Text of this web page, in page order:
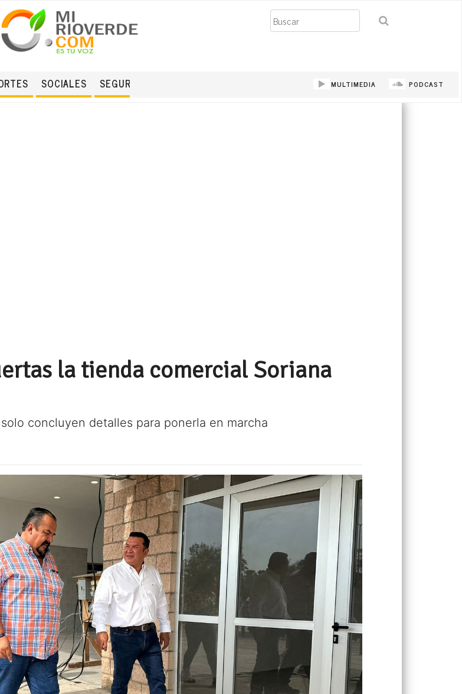
Buscar
SOCIALES SEGURIDAD MULTIMEDIA PODCAST
la tienda comercial Soriana
concluyen detalles para ponerla en marcha